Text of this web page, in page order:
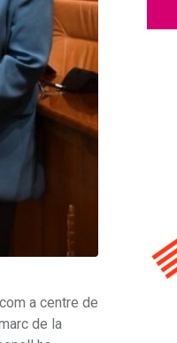
a centre de
de la